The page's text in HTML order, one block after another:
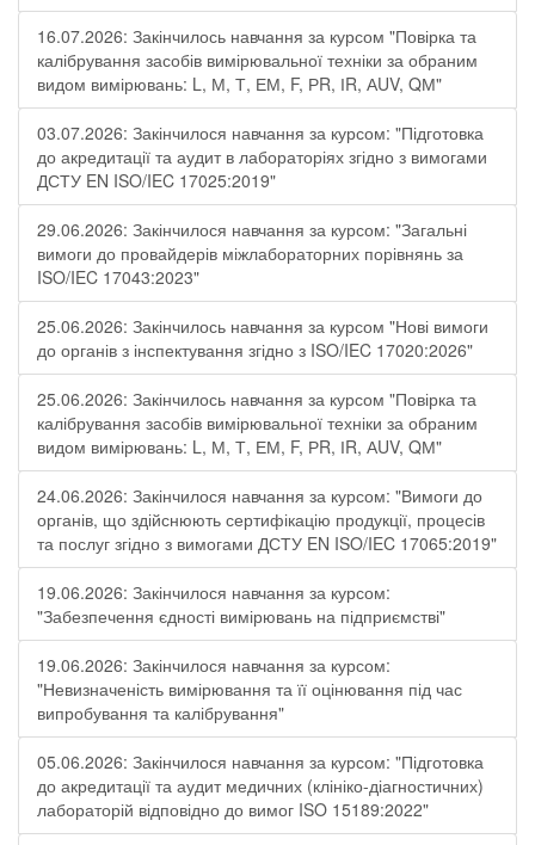
16.07.2026: Закінчилось навчання за курсом "Повірка та
калібрування засобів вимірювальної техніки за обраним
видом вимірювань: L, М, Т, ЕМ, F, РR, ІR, АUV, QМ"
03.07.2026: Закінчилося навчання за курсом: "Підготовка
до акредитації та аудит в лабораторіях згідно з вимогами
ДСТУ EN ISO/IEC 17025:2019"
29.06.2026: Закінчилося навчання за курсом: "Загальні
вимоги до провайдерів міжлабораторних порівнянь за
ISO/IEC 17043:2023"
25.06.2026: Закінчилось навчання за курсом "Нові вимоги
до органів з інспектування згідно з ISO/IEC 17020:2026"
25.06.2026: Закінчилось навчання за курсом "Повірка та
калібрування засобів вимірювальної техніки за обраним
видом вимірювань: L, М, Т, ЕМ, F, РR, ІR, АUV, QМ"
24.06.2026: Закінчилося навчання за курсом: "Вимоги до
органів, що здійснюють сертифікацію продукції, процесів
та послуг згідно з вимогами ДСТУ EN ISO/IEC 17065:2019"
19.06.2026: Закінчилося навчання за курсом:
"Забезпечення єдності вимірювань на підприємстві"
19.06.2026: Закінчилося навчання за курсом:
"Невизначеність вимірювання та її оцінювання під час
випробування та калібрування"
05.06.2026: Закінчилося навчання за курсом: "Підготовка
до акредитації та аудит медичних (клініко-діагностичних)
лабораторій відповідно до вимог ISO 15189:2022"